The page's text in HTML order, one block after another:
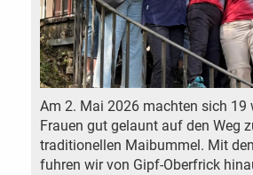
Am 2. Mai 2026 machten sich 19
Frauen gut gelaunt auf den Weg
traditionellen Maibummel. Mit
fuhren wir von Gipf-Oberfrick